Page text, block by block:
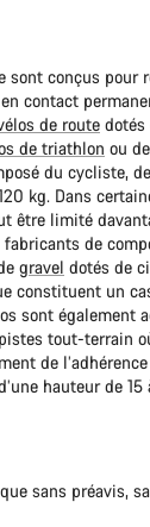
sont conçus pour
contact
de route
de triathlon ou
du cycliste,
kg. Dans
être limité
de
gravel dotés de
constituent un
sont également
tout-terrain
de
hauteur de 15
sans préavis,